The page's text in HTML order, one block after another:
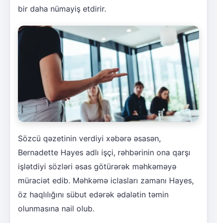
bir daha nümayiş etdirir.
Sözcü qəzetinin verdiyi xəbərə əsasən,
Bernadette Hayes adlı işçi, rəhbərinin ona qarşı
işlətdiyi sözləri əsas götürərək məhkəməyə
müraciət edib. Məhkəmə iclasları zamanı Hayes,
öz haqlılığını sübut edərək ədalətin təmin
olunmasına nail olub.